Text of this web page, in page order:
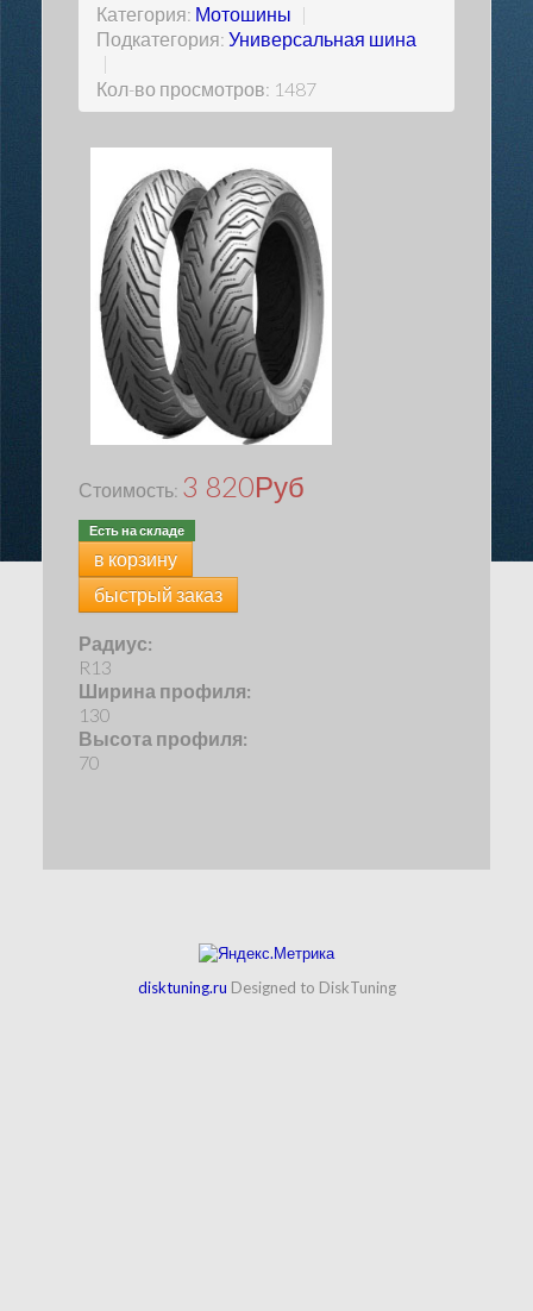
Категория: Мотошины |
Подкатегория: Универсальная шина
|
Кол-во просмотров: 1487
Стоимость: 3 820Руб
Есть на складе
в корзину
быстрый заказ
Радиус:
R13
Ширина профиля:
130
Высота профиля:
70
disktuning.ru Designed to DiskTuning